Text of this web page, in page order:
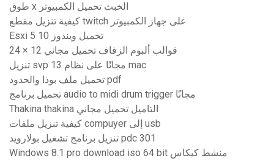
طوق x الخبث تحميل الكمبيوتر
كيفية تنزيل مقطع twitch على جهاز الكمبيوتر
Esxi 5 تحميل ويندوز 10
24 × 12 قوالب ألبوم الزفاف تحميل مجاني
تنزيل svp 13 مجانًا على نظام mac
تحميل ملف بوذا والحدود pdf
تحميل برنامج audio to midi drum trigger مجانًا
Thakina thakina التاميل تحميل مجاني
كيفية تنزيل ملفات compuyer إلى usb
تنزيل برنامج تشغيل بولارويد pdc 301
Windows 8.1 pro download iso 64 bit منشط كيكاس